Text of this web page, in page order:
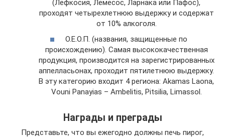
(Лефкосия, Лемесос, Ларнака или Пафос),
проходят четырехлетнюю выдержку и содержат
от 10% алкоголя.
О.Е.О.П. (названия, защищенные по
происхождению). Самая высококачественная
продукция, производится на зарегистрированных
аппелласьонах, проходит пятилетнюю выдержку.
В эту категорию входит 4 региона: Akamas Laona,
Vouni Panayias – Ambelitis, Pitsilia, Limassol.
Награды и преграды
Представьте, что вы ежегодно должны печь пирог,